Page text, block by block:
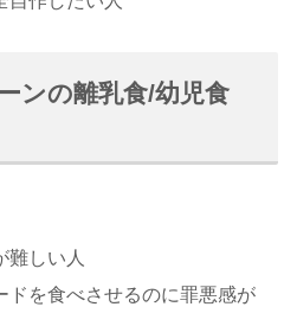
ンの離乳食/幼児食
難しい人
ドを食べさせるのに罪悪感が